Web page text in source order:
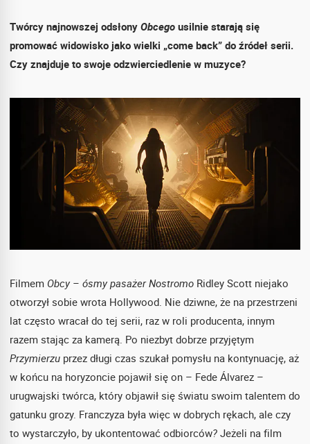
Twórcy najnowszej odsłony Obcego usilnie starają się
promować widowisko jako wielki „come back” do źródeł serii.
Czy znajduje to swoje odzwierciedlenie w muzyce?
Filmem Obcy – ósmy pasażer Nostromo Ridley Scott niejako
otworzył sobie wrota Hollywood. Nie dziwne, że na przestrzeni
lat często wracał do tej serii, raz w roli producenta, innym
razem stając za kamerą. Po niezbyt dobrze przyjętym
Przymierzu przez długi czas szukał pomysłu na kontynuację, aż
w końcu na horyzoncie pojawił się on – Fede Álvarez –
urugwajski twórca, który objawił się światu swoim talentem do
gatunku grozy. Franczyza była więc w dobrych rękach, ale czy
to wystarczyło, by ukontentować odbiorców? Jeżeli na film